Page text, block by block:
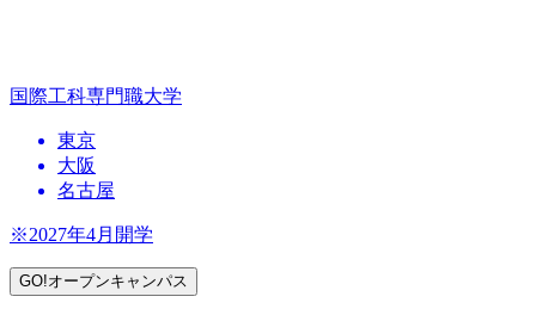
国際工科専門職大学
東京
大阪
名古屋
※2027年4月開学
GO!オープンキャンパス